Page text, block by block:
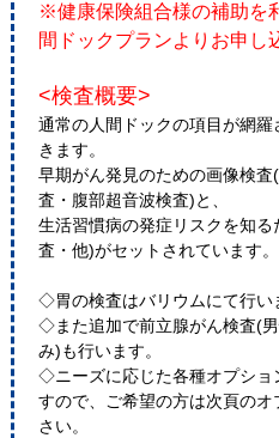
※健康保険組合様の補助を
間ドックプランよりお申
<検査概要>
通常の人間ドックの項目が網
きます。
早期がん発見のための画像検
査・腹部超音波検査)と、
生活習慣病の発症リスクを知
査・他)がセットされています。
◇胃の検査はバリウムにて行い
◇また追加で前立腺がん検査(
み)も行います。
◇ニーズに応じた各種オプショ
すので、ご希望の方は次頁の
さい。